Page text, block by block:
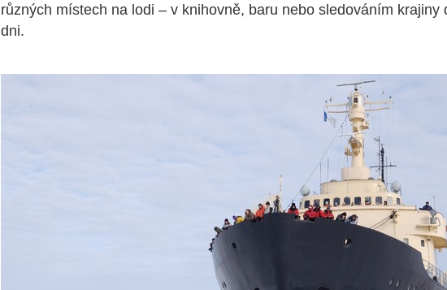
různých místech na lodi – v knihovně, baru nebo sledováním krajiny
dni.